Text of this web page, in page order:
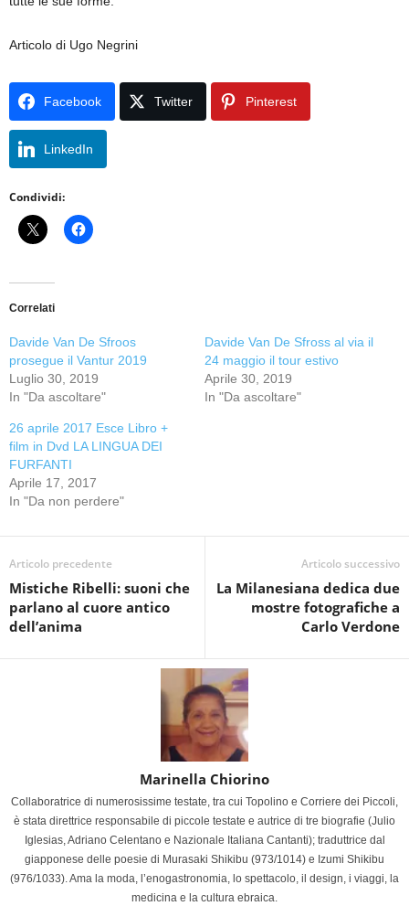
Articolo di Ugo Negrini
Facebook Twitter Pinterest
LinkedIn
Condividi:
Correlati
Davide Van De Sfroos
prosegue il Vantur 2019
Luglio 30, 2019
In "Da ascoltare"
Davide Van De Sfross al via il
24 maggio il tour estivo
Aprile 30, 2019
In "Da ascoltare"
26 aprile 2017 Esce Libro +
film in Dvd LA LINGUA DEI
FURFANTI
Aprile 17, 2017
In "Da non perdere"
Articolo precedente
Mistiche Ribelli: suoni che
parlano al cuore antico
dell’anima
Articolo successivo
La Milanesiana dedica due
mostre fotografiche a
Carlo Verdone
Marinella Chiorino
Collaboratrice di numerosissime testate, tra cui Topolino e Corriere dei Piccoli,
è stata direttrice responsabile di piccole testate e autrice di tre biografie (Julio
Iglesias, Adriano Celentano e Nazionale Italiana Cantanti); traduttrice dal
giapponese delle poesie di Murasaki Shikibu (973/1014) e Izumi Shikibu
(976/1033). Ama la moda, l’enogastronomia, lo spettacolo, il design, i viaggi, la
medicina e la cultura ebraica.